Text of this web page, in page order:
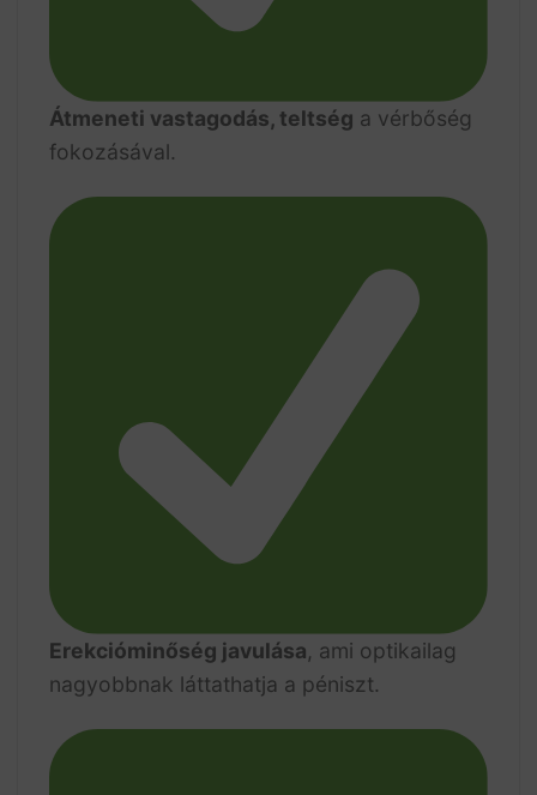
Átmeneti vastagodás, teltség a vérbőség
fokozásával.
Erekcióminőség javulása, ami optikailag
nagyobbnak láttathatja a péniszt.